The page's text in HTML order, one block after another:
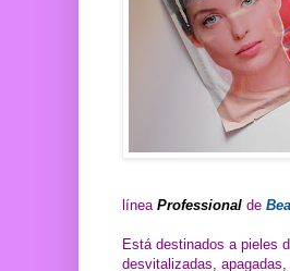
líneaProfessional de
Está destinados a pieles
desvitalizadas,